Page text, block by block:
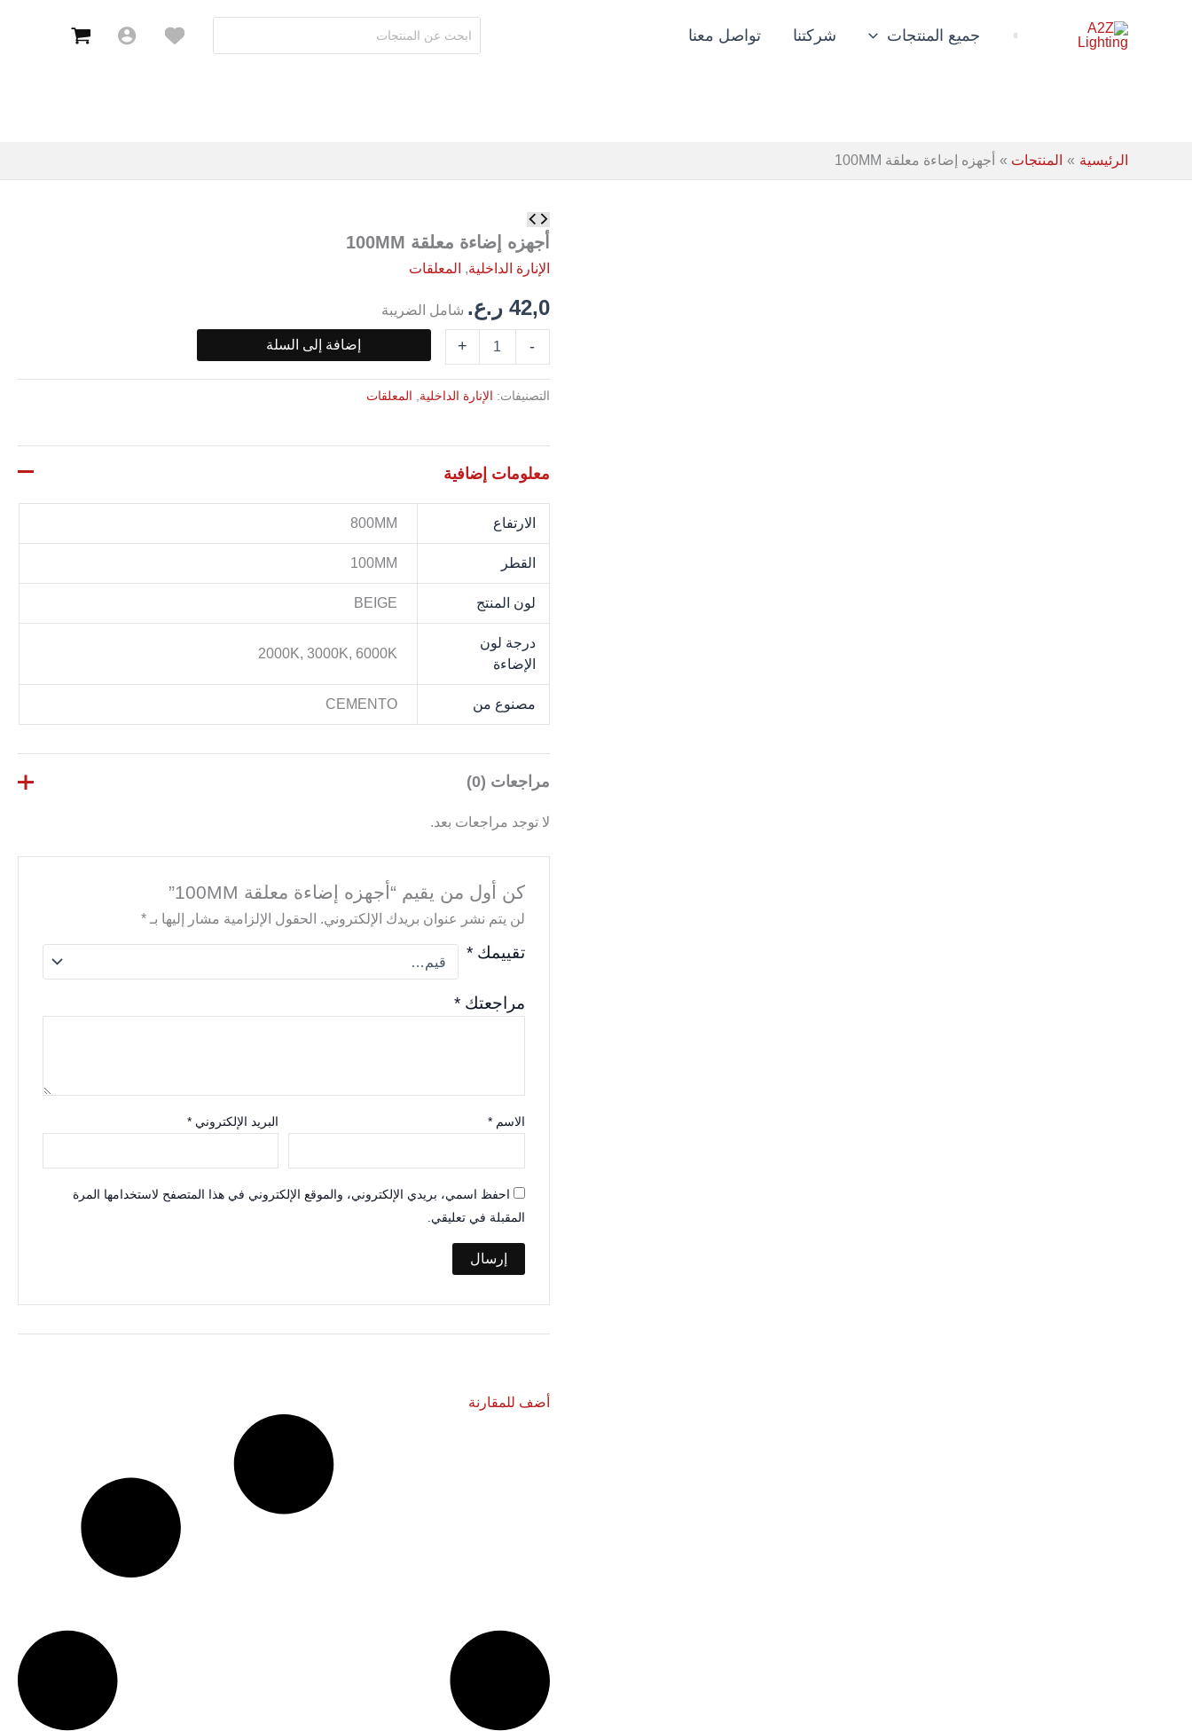
جميع المنتجات شركتنا تواصل معنا
عن:
الرئيسية المنتجات أجهزه إضاءة معلقة 100MM
أجهزه إضاءة معلقة 100MM
الإنارة الداخلية, المعلقات
42,0 ر.ع. شامل الضريبة
-
كمية
أجهزه
إضاءة
معلقة
+ إضافة إلى السلة
التصنيفات: الإنارة الداخلية المعلقات
معلومات إضافية
الارتفاع 800MM
القطر 100MM
لون المنتج BEIGE
درجة لون
الإضاءة
2000K, 3000K, 6000K
مصنوع من CEMENTO
مراجعات (0)
لا توجد مراجعات بعد.
كن أول من يقيم “أجهزه إضاءة معلقة 100MM”
لن يتم نشر عنوان بريدك الإلكتروني. الحقول الإلزامية مشار إليها بـ *
تقييمك *
مراجعتك *
الاسم * البريد الإلكتروني *
احفظ اسمي، بريدي الإلكتروني، والموقع الإلكتروني في هذا المتصفح لاستخدامها المرة
المقبلة في تعليقي.
أضف للمقارنة